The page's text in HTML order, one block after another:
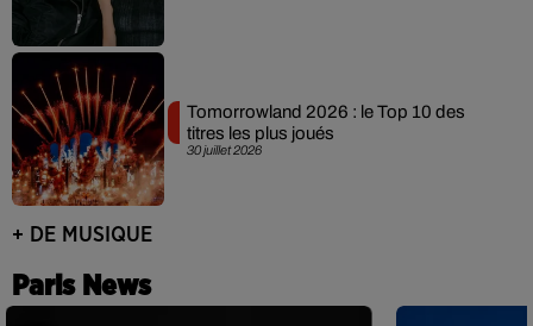
30 juillet 2026
Tomorrowland 2026 : le Top 10 des
titres les plus joués
+ DE MUSIQUE
Paris News